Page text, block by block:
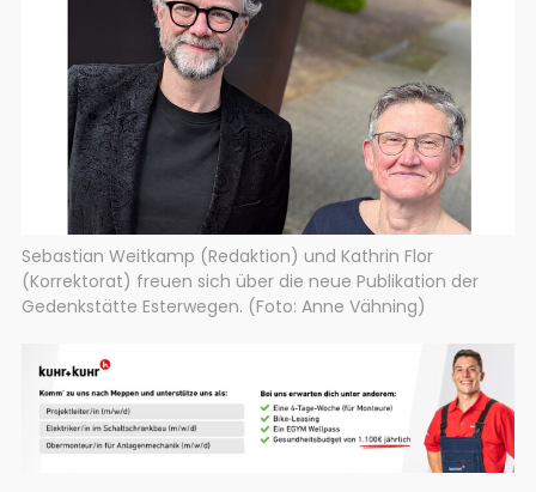
Sebastian Weitkamp (Redaktion) und Kathrin Flor
(Korrektorat) freuen sich über die neue Publikation der
Gedenkstätte Esterwegen. (Foto: Anne Vähning)